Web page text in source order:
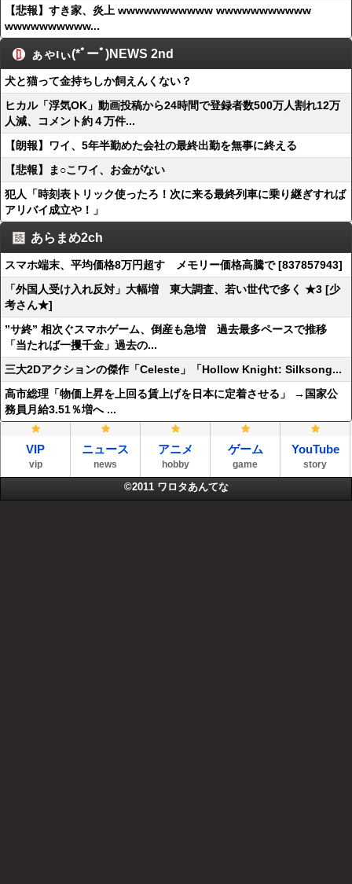
【悲報】すき家、炎上 wwwwwwwwwww wwwwwwwwwww
wwwwwwwwww...
ぁゃιぃ(*ﾟーﾟ)NEWS 2nd
犬と猫って金持ちしか飼えんくない？
ヒカル「浮気OK」動画投稿から24時間で登録者数500万人割れ12万
人減、コメント約４万件...
【朗報】ワイ、5年半勤めた会社の最終出勤を無事に終える
【悲報】ま○こワイ、お金がない
犯人「時刻表トリック使ったろ！次に来る最終列車に乗り継ぎすれば
アリバイ成立や！」
あらまめ2ch
スマホ端末、平均価格8万円超す メモリー価格高騰で [837857943]
「外国人受け入れ反対」大幅増 東大調査、若い世代で多く ★3 [少
考さん★]
”サ終” 相次ぐスマホゲーム、倒産も急増 過去最多ペースで推移
「当たれば一攫千金」過去の...
三大2Dアクションの傑作「Celeste」「Hollow Knight: Silksong...
高市総理「物価上昇を上回る賃上げを日本に定着させる」 →国家公
務員月給3.51％増へ ...
VIP
vip
ニュース
news
アニメ
hobby
ゲーム
game
YouTube
story
©2011 ワロタあんてな